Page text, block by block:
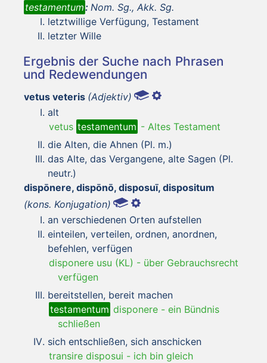
testamentum: Nom. Sg., Akk. Sg.
letztwillige Verfügung, Testament
letzter Wille
Ergebnis der Suche nach Phrasen
und Redewendungen
vetus veteris (Adjektiv)
alt
vetus testamentum - Altes Testament
die Alten, die Ahnen (Pl. m.)
das Alte, das Vergangene, alte Sagen (Pl.
neutr.)
dispōnere, dispōnō, disposuī, dispositum
(kons. Konjugation)
an verschiedenen Orten aufstellen
einteilen, verteilen, ordnen, anordnen,
befehlen, verfügen
disponere usu (KL) - über Gebrauchsrecht
verfügen
bereitstellen, bereit machen
testamentum disponere - ein Bündnis
schließen
sich entschließen, sich anschicken
transire disposui - ich bin gleich